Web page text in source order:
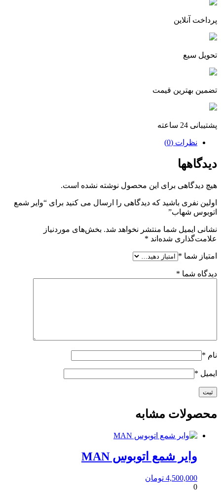
پرداخت آنلاین
تحویل سیع
تضمین بهترین قیمت
پشتیبانی 24 ساعته
نظرات (0)
دیدگاهها
هیچ دیدگاهی برای این محصول نوشته نشده است.
اولین نفری باشید که دیدگاهی را ارسال می کنید برای “وایر شمع
اتوبوس شهاب”
نشانی ایمیل شما منتشر نخواهد شد. بخش‌های موردنیاز
علامت‌گذاری شده‌اند *
امتیاز شما *
دیدگاه شما *
نام *
ایمیل *
محصولات مشابه
وایر شمع اتوبوس MAN
4,500,000 تومان
0